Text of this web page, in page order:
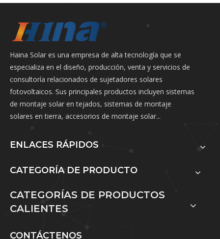
Haina Solar es una empresa de alta tecnología que se
especializa en el diseño, producción, venta y servicios de
consultoría relacionados de sujetadores solares
fotovoltaicos. Sus principales productos incluyen sistemas
de montaje solar en tejados, sistemas de montaje
solares en tierra, accesorios de montaje solar...
ENLACES RÁPIDOS
CATEGORÍA DE PRODUCTO
CATEGORÍAS DE PRODUCTOS
CALIENTES
CONTÁCTENOS